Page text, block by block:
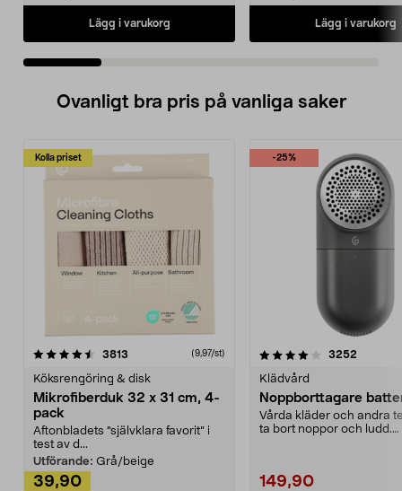
Lägg i varukorg Lägg i varukorg
Ovanligt bra pris på vanliga saker
Kolla priset
3813 (9,97/st)
Köksrengöring & disk
Mikrofiberduk 32 x 31 cm, 4-
pack
Aftonbladets "självklara favorit” i
test av d...
Utförande: Grå/beige
39,90
-25%
4.0av 5 stjärnor 3252
Klädvård
Noppborttagare
Vårda kläder och andra
ta bort noppor och ludd.
149,90
4.5av 5 stjärnor